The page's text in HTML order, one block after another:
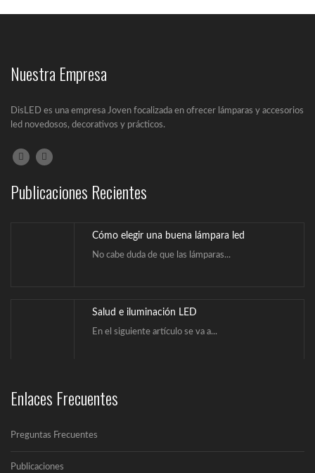
Nuestra Empresa
DisLED es una empresa Joven focalizada en ofrecer lámparas y accesorios
led novedosos, decorativos y prácticos.
Publicaciones Recientes
¿Qué es la iluminación Led?
Cómo elegir una buena lámpara led
Enlaces Frecuentes
Preguntas Frecuentes
Publicaciones